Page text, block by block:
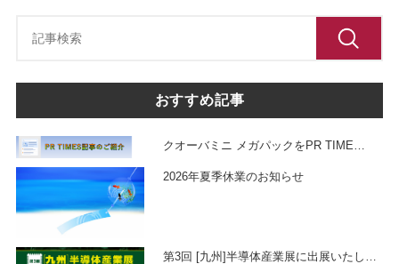
おすすめ記事
クオーバミニ メガパックをPR TIME…
2026年夏季休業のお知らせ
第3回 [九州]半導体産業展に出展いたし